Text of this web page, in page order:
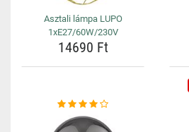
Asztali lámpa LUPO
1xE27/60W/230V
14690 Ft